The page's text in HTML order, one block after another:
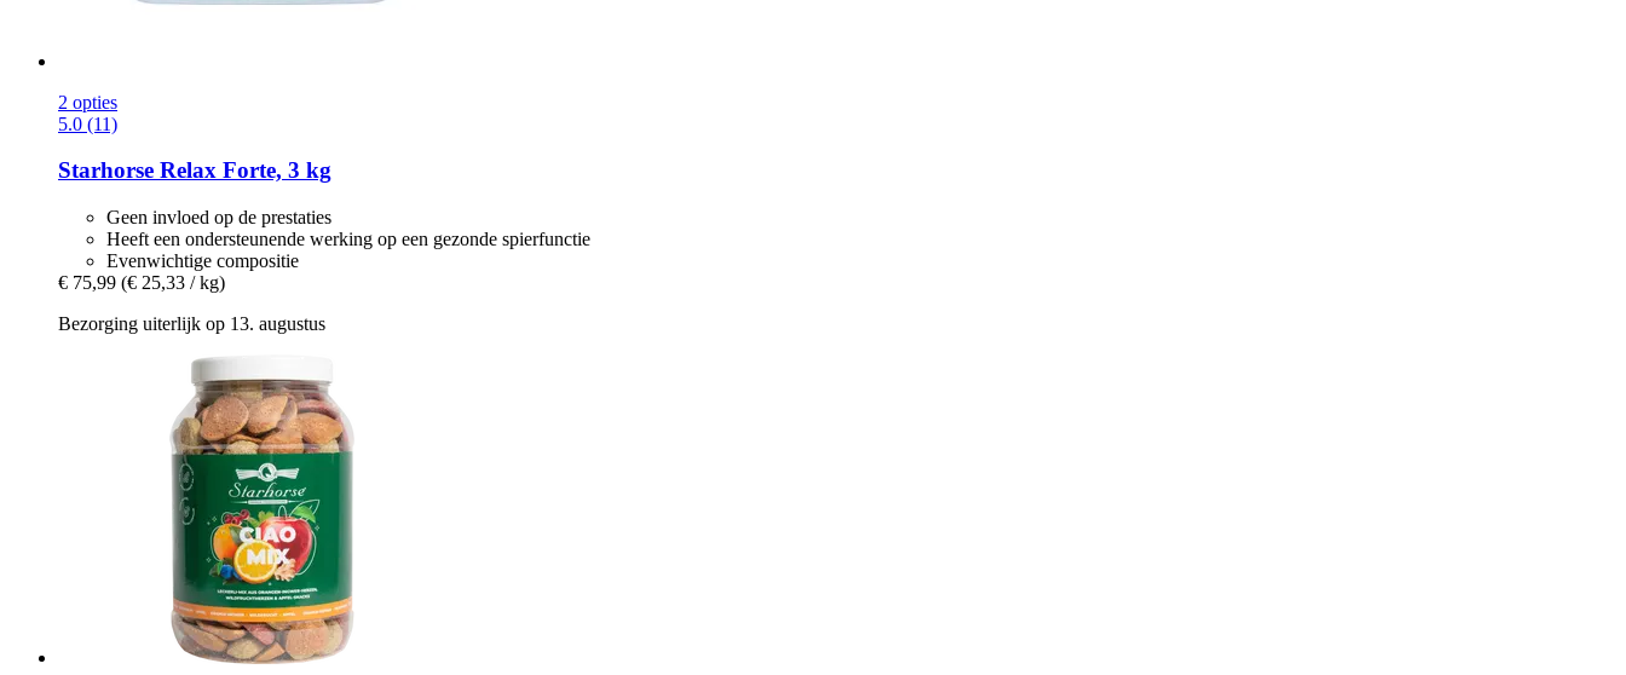
2 opties
5.0 (11)
Starhorse Relax Forte, 3 kg
Geen invloed op de prestaties
Heeft een ondersteunende werking op een gezonde spierfunctie
Evenwichtige compositie
€ 75,99 (€ 25,33 / kg)
Bezorging uiterlijk op 13. augustus